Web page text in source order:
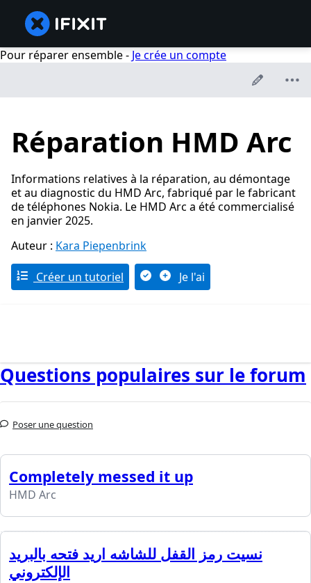
Pour réparer ensemble - Je crée un compte
Réparation HMD Arc
Informations relatives à la réparation, au démontage
et au diagnostic du HMD Arc, fabriqué par le fabricant
de téléphones Nokia. Le HMD Arc a été commercialisé
en janvier 2025.
Auteur : Kara Piepenbrink
Créer un tutoriel Je l'ai
Questions populaires sur le forum
Poser une question
Completely messed it up
HMD Arc
نسيت رمز القفل للشاشه اريد فتحه بالبريد
الإلكتروني